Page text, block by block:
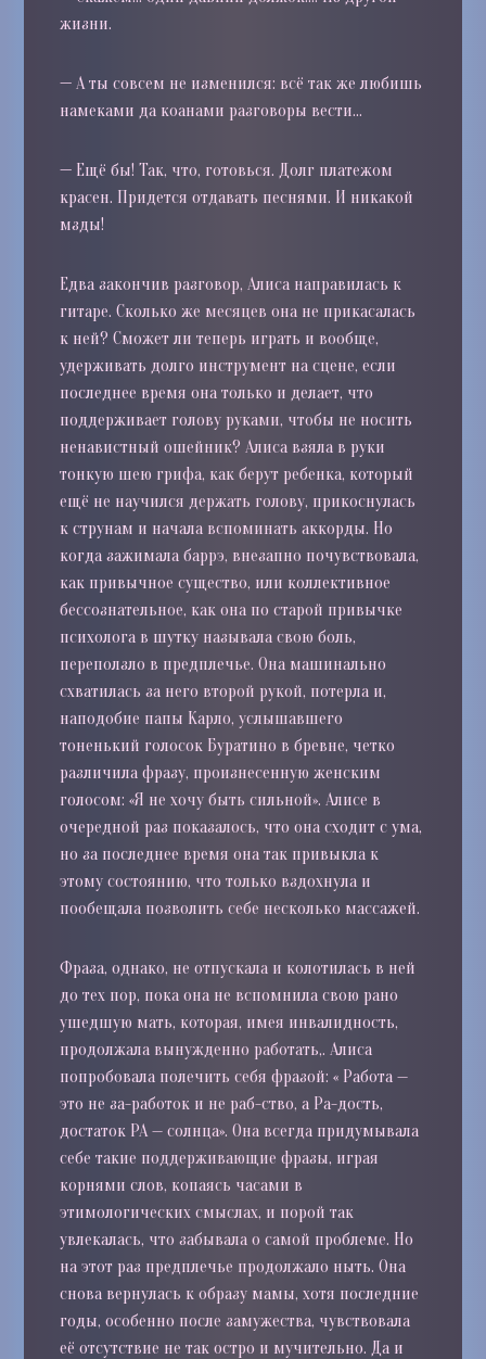
жизни.
—А ты совсем не изменился: всё так же любишь
намеками да коанами разговоры вести…
— Ещё бы! Так, что, готовься. Долг платежом
красен. Придется отдавать песнями. И никакой
мзды!
Едва закончив разговор, Алиса направилась к
гитаре. Сколько же месяцев она не прикасалась
к ней? Сможет ли теперь играть и вообще,
удерживать долго инструмент на сцене, если
последнее время она только и делает, что
поддерживает голову руками, чтобы не носить
ненавистный ошейник? Алиса взяла в руки
тонкую шею грифа, как берут ребенка, который
ещё не научился держать голову, прикоснулась
к струнам и начала вспоминать аккорды. Но
когда зажимала баррэ, внезапно почувствовала,
как привычное существо, или коллективное
бессознательное, как она по старой привычке
психолога в шутку называла свою боль,
переползло в предплечье. Она машинально
схватилась за него второй рукой, потерла и,
наподобие папы Карло, услышавшего
тоненький голосок Буратино в бревне, четко
различила фразу, произнесенную женским
голосом: «Я не хочу быть сильной». Алисе в
очередной раз показалось, что она сходит с ума,
но за последнее время она так привыкла к
этому состоянию, что только вздохнула и
пообещала позволить себе несколько массажей.
Фраза, однако, не отпускала и колотилась в ней
до тех пор, пока она не вспомнила свою рано
ушедшую мать, которая, имея инвалидность,
продолжала вынужденно работать,. Алиса
попробовала полечить себя фразой: « Работа —
это не за-работок и не раб-ство, а Ра-дость,
достаток РА — солнца». Она всегда придумывала
себе такие поддерживающие фразы, играя
корнями слов, копаясь часами в
этимологических смыслах, и порой так
увлекалась, что забывала о самой проблеме. Но
на этот раз предплечье продолжало ныть. Она
снова вернулась к образу мамы, хотя последние
годы, особенно после замужества, чувствовала
её отсутствие не так остро и мучительно. Да и